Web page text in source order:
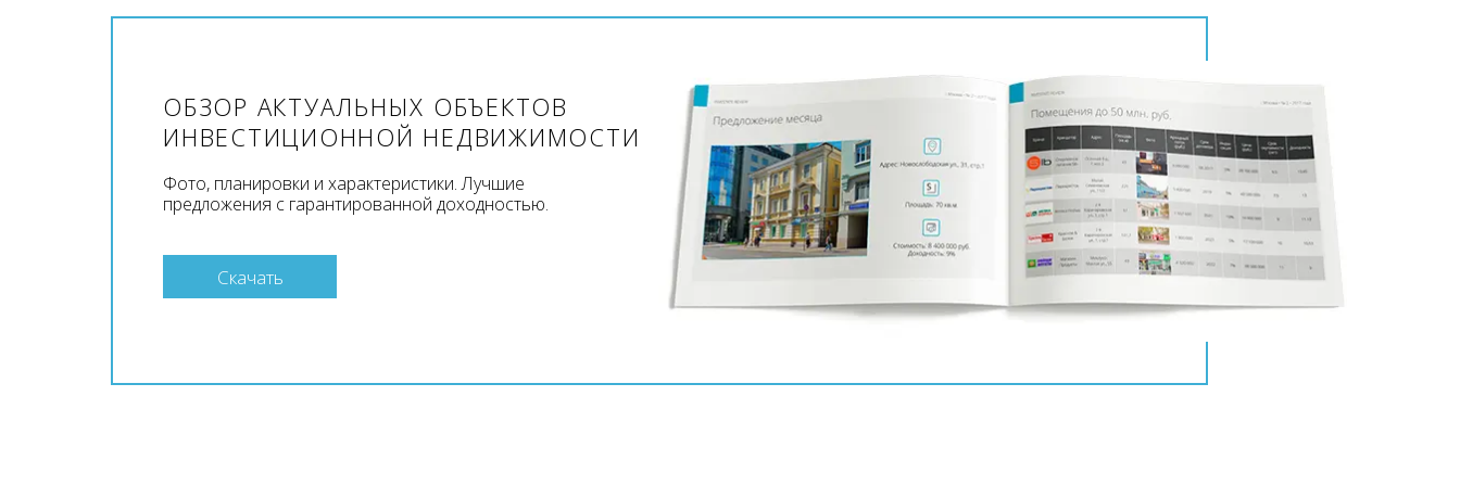
ОБЗОР АКТУАЛЬНЫХ ОБЪЕКТОВ
ИНВЕСТИЦИОННОЙ НЕДВИЖИМОСТИ
Фото, планировки и характеристики. Лучшие
предложения с гарантированной доходностью.
Скачать